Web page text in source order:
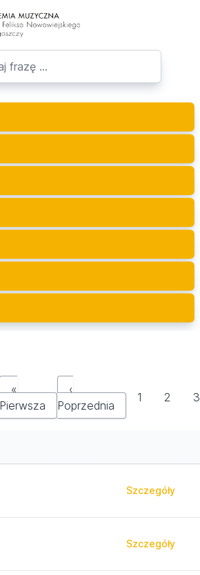
«
Pierwsza
‹
Poprzednia
1 2 3
Szczegóły
Szczegóły